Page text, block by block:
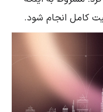
کامل انجام شود.